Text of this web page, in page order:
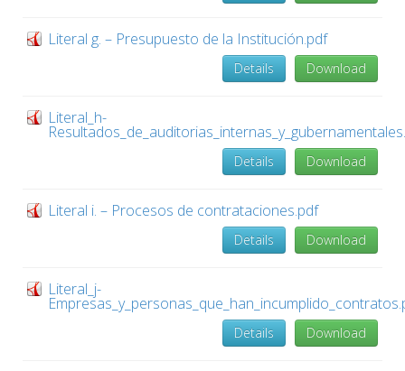
Literal g. – Presupuesto de la Institución.pdf
Download
Details
Literal_h-
Download
Details
Literal i. – Procesos de contrataciones.pdf
Download
Details
Literal_j-
Download
Details